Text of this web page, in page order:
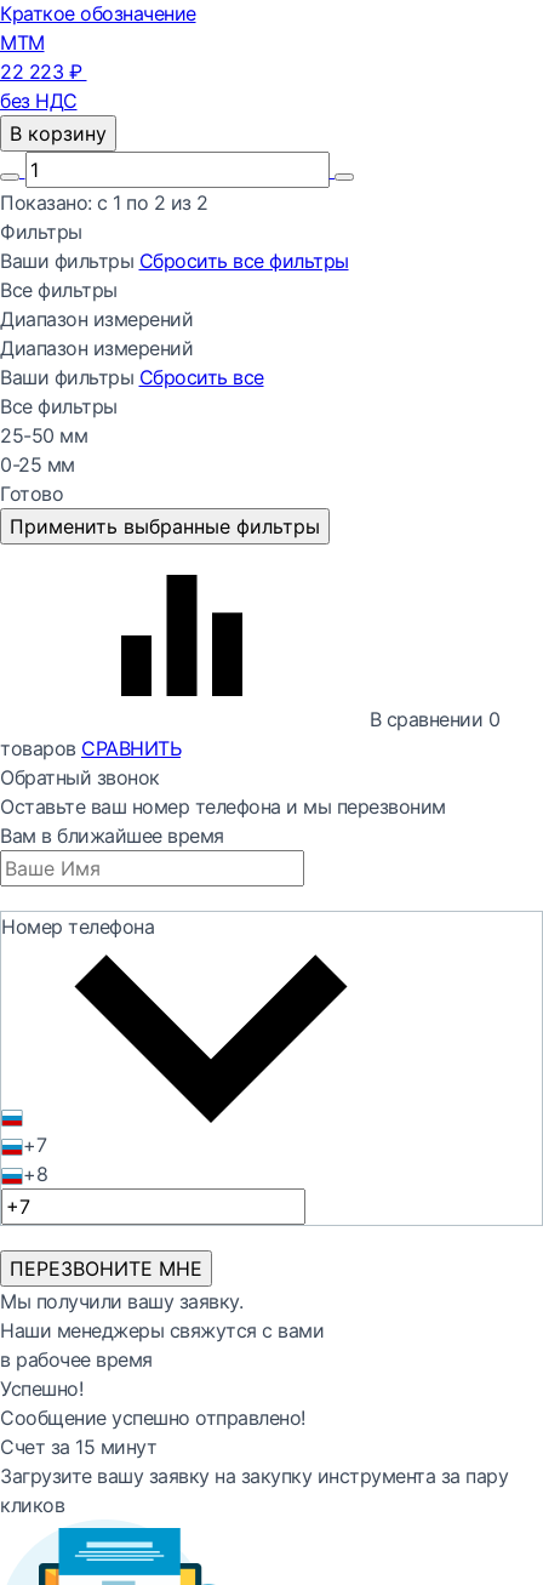
Краткое обозначение
МТМ
22 223 ₽
без НДС
В корзину
Показано: с 1 по 2 из 2
Фильтры
Ваши фильтры Сбросить все фильтры
Все фильтры
Диапазон измерений
Диапазон измерений
Ваши фильтры Сбросить все
Все фильтры
25-50 мм
0-25 мм
Готово
Применить выбранные фильтры
В сравнении 0
товаров СРАВНИТЬ
Обратный звонок
Оставьте ваш номер телефона и мы перезвоним
Вам в ближайшее время
Номер телефона
+7
+8
ПЕРЕЗВОНИТЕ МНЕ
Мы получили вашу заявку.
Наши менеджеры свяжутся с вами
в рабочее время
Успешно!
Сообщение успешно отправлено!
Счет за 15 минут
Загрузите вашу заявку на закупку инструмента за пару
кликов